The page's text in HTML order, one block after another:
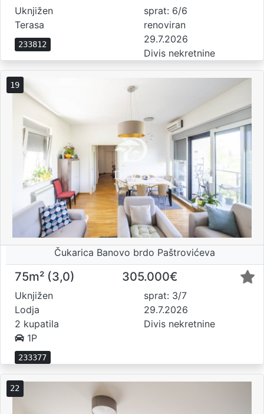
Uknjižen
Terasa
233812
sprat: 6/6
renoviran
29.7.2026
Divis nekretnine
19
Čukarica Banovo brdo Paštrovićeva
75m² (3,0) 305.000€
Uknjižen
Lodja
2 kupatila
1P
233377
sprat: 3/7
29.7.2026
Divis nekretnine
22